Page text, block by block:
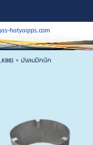
hatyaipps.com
> บังลมปิคนิค